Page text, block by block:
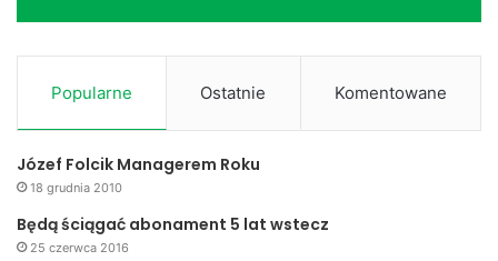
Popularne Ostatnie Komentowane
Józef Folcik Managerem Roku
18 grudnia 2010
Będą ściągać abonament 5 lat wstecz
25 czerwca 2016